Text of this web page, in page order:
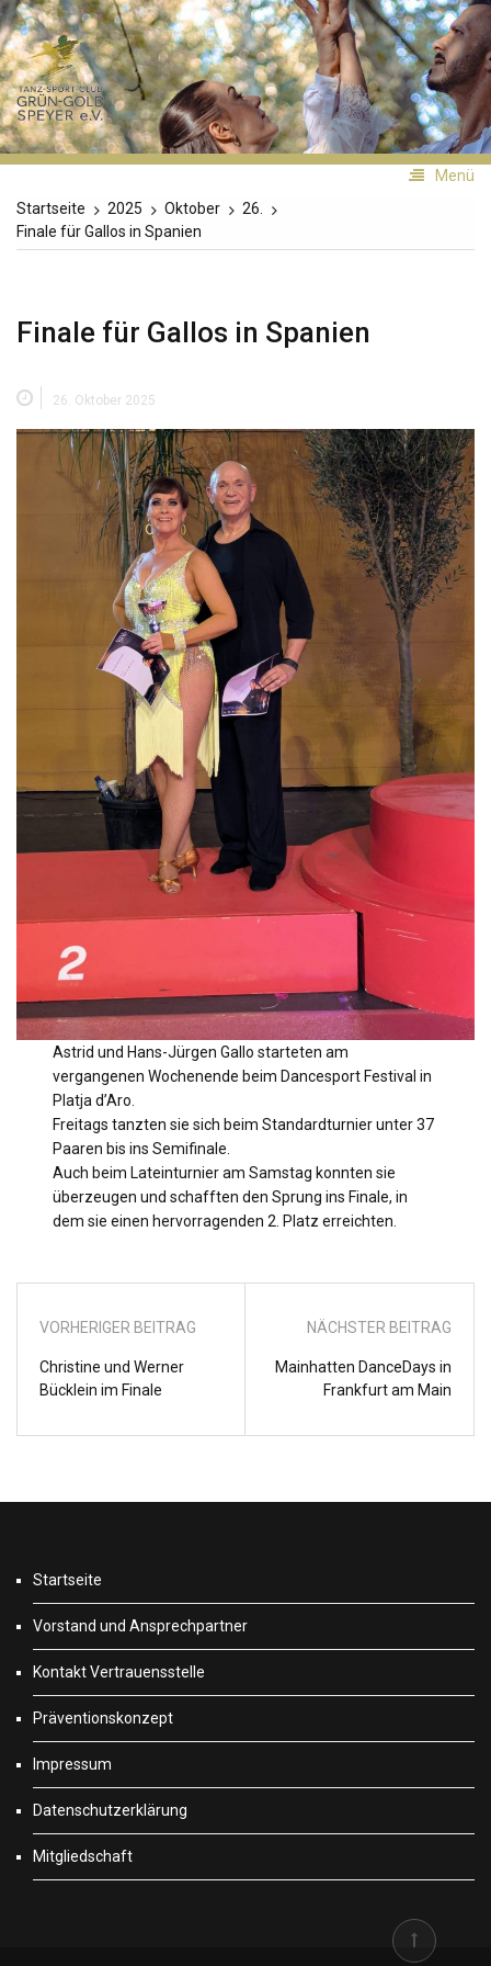
Zum
Inhalt
springen
TSC
Grün-
Gold
Menü
Startseite
2025 Oktober
26.
Finale für Gallos in Spanien
Finale für Gallos in Spanien
26. Oktober 2025
Astrid und Hans-Jürgen Gallo starteten am
vergangenen Wochenende beim Dancesport Festival in
Platja d’Aro.
Freitags tanzten sie sich beim Standardturnier unter 37
Paaren bis ins Semifinale.
Auch beim Lateinturnier am Samstag konnten sie
überzeugen und schafften den Sprung ins Finale, in
dem sie einen hervorragenden 2. Platz erreichten.
VORHERIGER BEITRAG
Christine und Werner
Bücklein im Finale
NÄCHSTER BEITRAG
Mainhatten DanceDays in
Frankfurt am Main
Startseite
Vorstand und Ansprechpartner
Kontakt Vertrauensstelle
Präventionskonzept
Impressum
Datenschutzerklärung
Mitgliedschaft